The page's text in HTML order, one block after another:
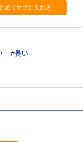
めてカゴに入れる
#長い